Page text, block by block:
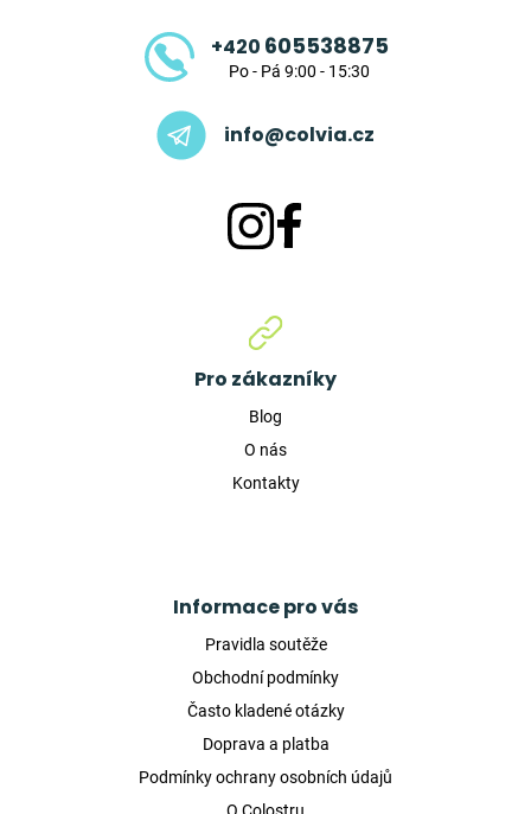
+420 605538875
Po - Pá 9:00 - 15:30
info@colvia.cz
Pro zákazníky
Blog
O nás
Kontakty
Informace pro vás
Pravidla soutěže
Obchodní podmínky
Často kladené otázky
Doprava a platba
Podmínky ochrany osobních údajů